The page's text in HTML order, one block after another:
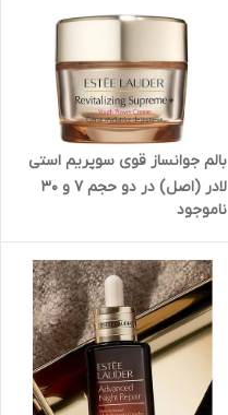
بالم جوانساز قوی سوپریم استی
لادر (اصل) در دو حجم ۷ و ۳۰
میل Estee lauder Revitalizing
Supreme cream in 7ml & 30
ml
ناموجود